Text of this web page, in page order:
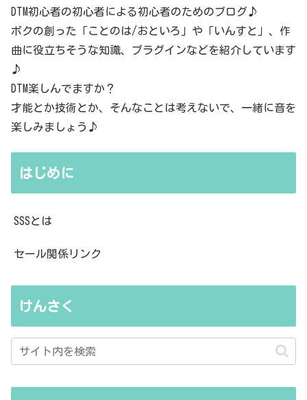
DTM初心者の初心者による初心者のためのブログ♪
ボクの創った「ことのは/おといろ」や「いんすと」、作
曲に役立ちそうな知識、プラグインなどを紹介しています
♪
DTM楽しんでますか？
才能とか技術とか、そんなことは考えないで、一緒に音を
楽しみましょう♪
はじめに
SSSとは
セール関係リンク
けんさく